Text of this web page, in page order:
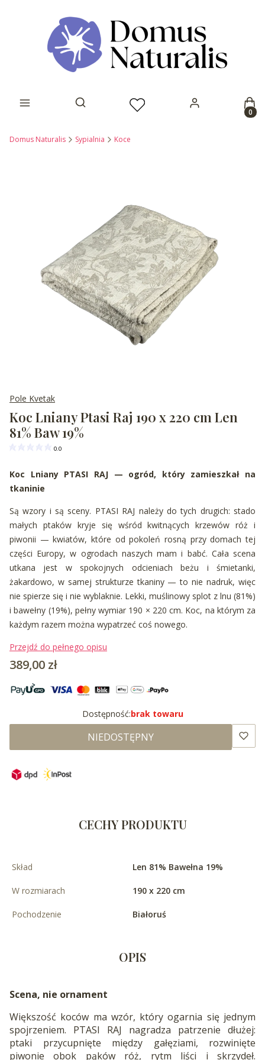
Otwórz wyszukiwarkę
Domus Naturalis Sypialnia Koce
Pole Kvetak
Koc Lniany Ptasi Raj 190 x 220 cm Len
81% Baw 19%
0.0
Koc Lniany PTASI RAJ — ogród, który zamieszkał na
tkaninie
Są wzory i są sceny. PTASI RAJ należy dotych drugich: stado
małych ptaków kryje się wśród kwitnącychkrzewów róż i
piwonii —kwiatów,które odpokoleń rosną przy domach tej
części Europy, w ogrodach naszych mam i babć. Cała scena
utkana jest w spokojnych odcieniach beżu i śmietanki,
żakardowo, w samej strukturze tkaniny — to nienadruk, więc
nie spierze się i nie wyblaknie. Lekki, muślinowy splot z lnu (81%)
i bawełny (19%), pełny wymiar 190 × 220 cm. Koc, na którym za
każdym razem można wypatrzeć coś nowego.
Przejdź do pełnego opisu
Cena
389,00 zł
Dostępność:brak towaru
NIEDOSTĘPNY
CECHY PRODUKTU
Skład Len 81% Bawełna 19%
W rozmiarach 190 x 220 cm
Pochodzenie Białoruś
OPIS
Scena, nie ornament
Większość koców ma wzór, który ogarnia się jednym
spojrzeniem. PTASI RAJ nagradza patrzenie dłużej:
ptaki przycupnięte między gałęziami, rozwinięte
piwonie obok pąków róż, rytm liści i skrzydeł.